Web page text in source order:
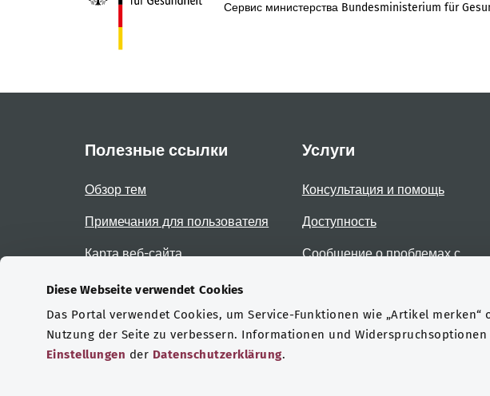
Diese Webseite verwendet Cookies
Das Portal verwendet Cookies, um Service-Funktionen wie „Artikel
Nutzung der Seite zu verbessern. Informationen und
Einstellungen der Datenschutzerklärung.
Сервис министерства Bundesministerium für
Полезные ссылки
Обзор тем
Примечания для пользователя
Карта веб-сайта
Услуги
Консультация и помощь
Доступность
Сообщение о проблемах с
Сертификаты